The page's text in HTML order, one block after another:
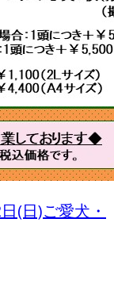
(日)ご愛犬・